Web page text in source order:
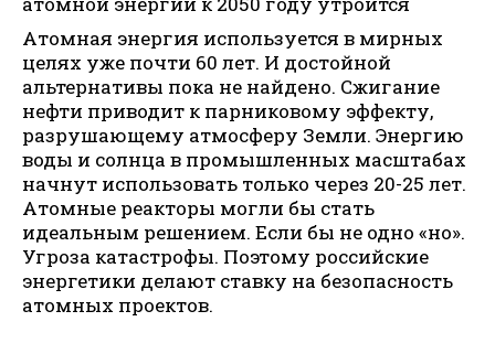
Атомная энергия используется в мирных
целях уже почти 60 лет. И достойной
альтернативы пока не найдено. Сжигание
нефти приводит к парниковому эффекту,
разрушающему атмосферу Земли. Энергию
воды и солнца в промышленных масштабах
начнут использовать только через 20-25 лет.
Атомные реакторы могли бы стать
идеальным решением. Если бы не одно «но».
Угроза катастрофы. Поэтому российские
энергетики делают ставку на безопасность
атомных проектов.